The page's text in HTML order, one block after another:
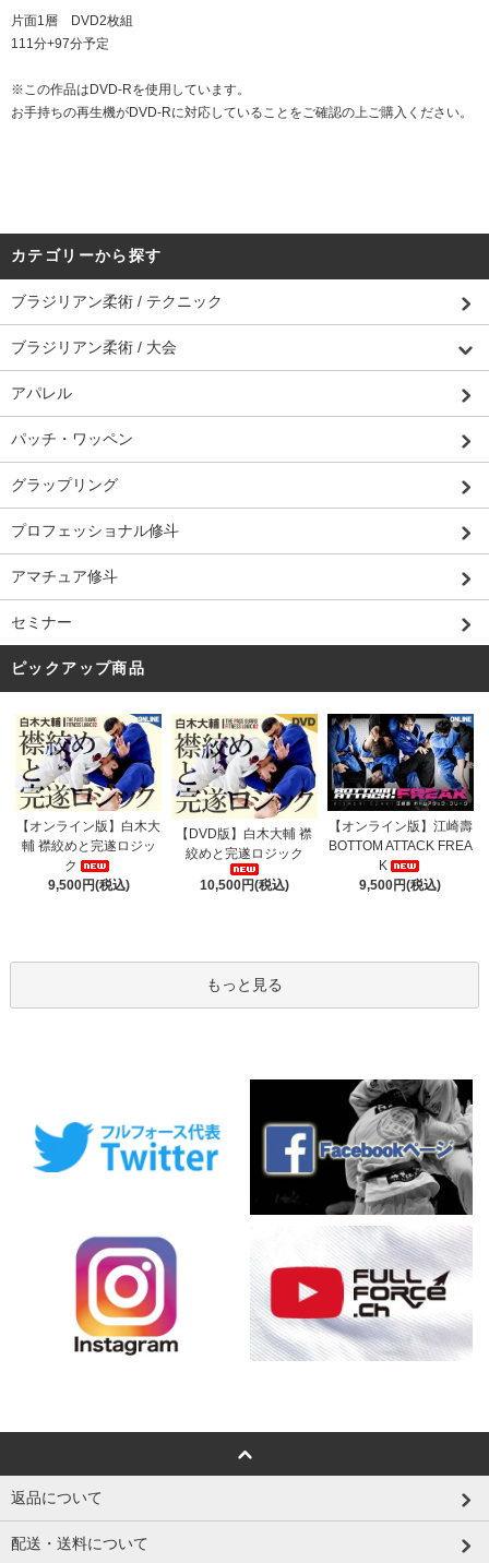
片面1層 DVD2枚組
111分+97分予定
※この作品はDVD-Rを使用しています。
お手持ちの再生機がDVD-Rに対応していることをご確認の上ご購入ください。
カテゴリーから探す
ブラジリアン柔術 / テクニック
ブラジリアン柔術 / 大会
アパレル
パッチ・ワッペン
グラップリング
プロフェッショナル修斗
アマチュア修斗
セミナー
ピックアップ商品
【オンライン版】白木大
輔 襟絞めと完遂ロジッ
ク
9,500円(税込)
【DVD版】白木大輔 襟
絞めと完遂ロジック
10,500円(税込)
【オンライン版】江崎壽
BOTTOM ATTACK FREA
K
9,500円(税込)
もっと見る
返品について
配送・送料について